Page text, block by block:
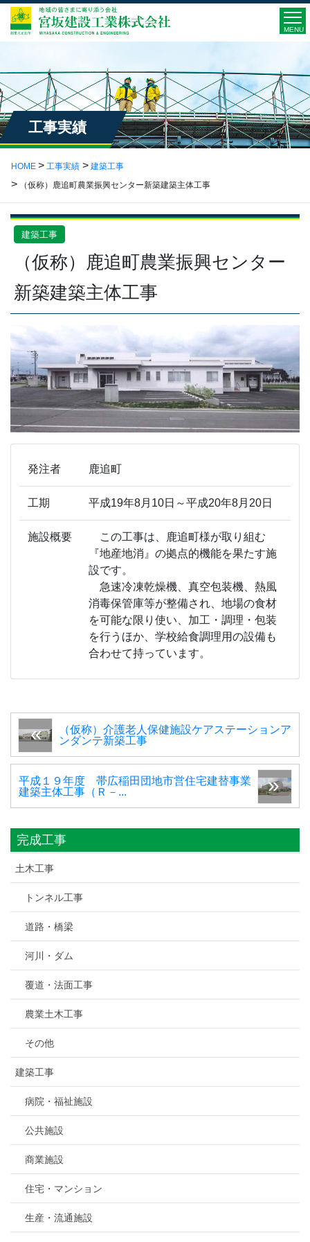
MENU
工事実績
HOME 工事実績
建築工事
（仮称）鹿追町農業振興センター新築建築主体工事
建築工事
（仮称）鹿追町農業振興センター
新築建築主体工事
発注者 鹿追町
工期 平成19年8月10日～平成20年8月20日
施設概要
この工事は、鹿追町様が取り組む
『地産地消』の拠点的機能を果たす施
設です。
急速冷凍乾燥機、真空包装機、熱風
消毒保管庫等が整備され、地場の食材
を可能な限り使い、加工・調理・包装
を行うほか、学校給食調理用の設備も
合わせて持っています。
（仮称）介護老人保健施設ケアステーションア
ンダンテ新築工事
平成１９年度 帯広稲田団地市営住宅建替事業
建築主体工事（Ｒ－...
完成工事
土木工事
トンネル工事
道路・橋梁
河川・ダム
覆道・法面工事
農業土木工事
その他
建築工事
病院・福祉施設
公共施設
商業施設
住宅・マンション
生産・流通施設